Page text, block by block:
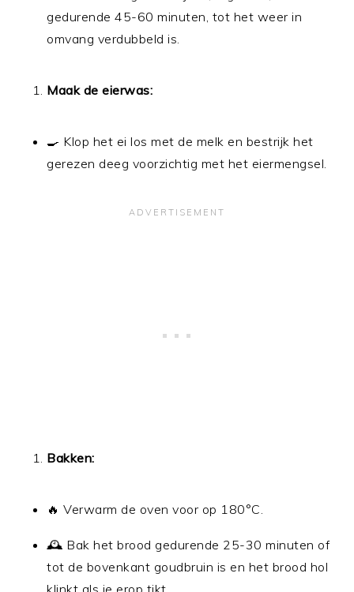
gedurende 45-60 minuten, tot het weer in
omvang verdubbeld is.
Maak de eierwas:
🍳 Klop het ei los met de melk en bestrijk het
gerezen deeg voorzichtig met het eiermengsel.
Bakken:
🔥 Verwarm de oven voor op 180°C.
🕰 Bak het brood gedurende 25-30 minuten of
tot de bovenkant goudbruin is en het brood hol
klinkt als je erop tikt.